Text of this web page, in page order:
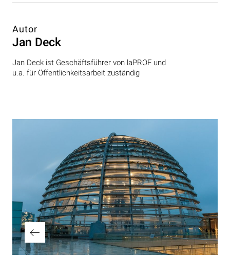
Autor
Jan Deck
Jan Deck ist Geschäftsführer von laPROF und
u.a. für Öffentlichkeitsarbeit zuständig